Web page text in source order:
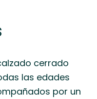
cerrado
las edades
por un